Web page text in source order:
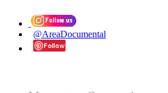
@AreaDocumental